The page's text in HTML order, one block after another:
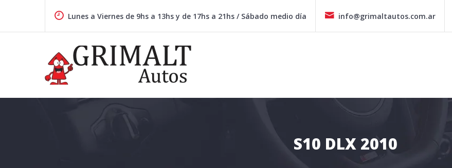
Lunes a Viernes de 9hs a 13hs y de 17hs a 21hs / Sábado medio día info@grimaltautos.com.ar
S10 DLX 2010